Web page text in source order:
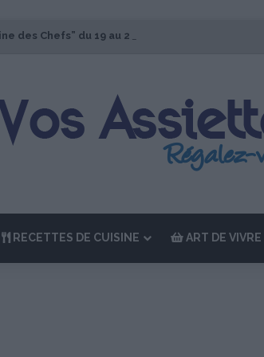
des Chefs” du 19 au 24 octobre 2026
RECETTES DE CUISINE ART DE VIVRE